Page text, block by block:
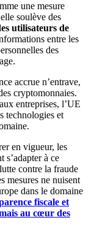
une mesure
soulève des
utilisateurs de
entre les
des
accrue n’entrave,
cryptomonnaies.
entreprises, l’UE
technologies et
en vigueur, les
s’adapter à ce
contre la fraude
mesures ne nuisent
dans le domaine
fiscale et
au cœur des